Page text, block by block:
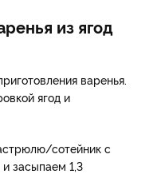
из ягод
варенья.
ягод и
сотейник с
засыпаем 1,3